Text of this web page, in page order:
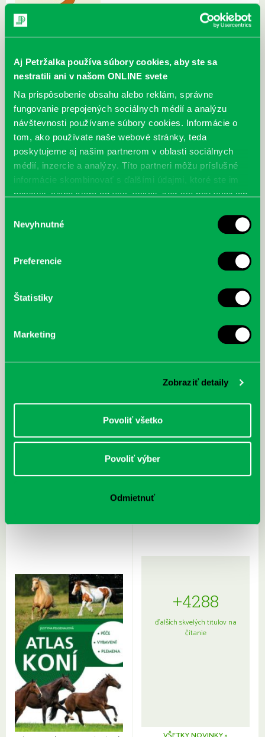
Aj Petržalka používa súbory cookies, aby ste sa
nestratili ani v našom ONLINE svete
Na prispôsobenie obsahu alebo reklám, správne
fungovanie prepojených sociálnych médií a analýzu
návštevnosti používame súbory cookies. Informácie o
tom, ako používate naše webové stránky, teda
poskytujeme aj našim partnerom v oblasti sociálnych
médií, inzercie a analýzy. Títo partneri môžu príslušné
informácie skombinovať s ďalšími údajmi, ktoré ste im
poskytli, alebo ktoré od vás získali, keď ste používali ich
súhlasu
Nevyhnutné
Preferencie
Štatistiky
Marketing
Zobraziť detaily
Povoliť všetko
Povoliť výber
Odmietnuť
McGrath, Andy: Tadej Pogačar:
nezastaviteľný
Sprievodca po hviezdnej oblohe
kompletný sprievodca
+4288
ďalších skvelých titulov na
čítanie